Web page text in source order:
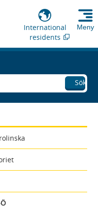
International
residents
Meny
Sök